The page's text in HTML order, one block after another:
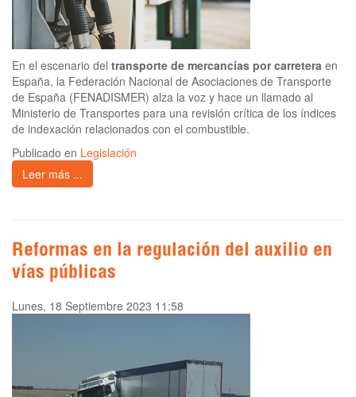
En el escenario del transporte de mercancías por carretera en
España, la Federación Nacional de Asociaciones de Transporte
de España (FENADISMER) alza la voz y hace un llamado al
Ministerio de Transportes para una revisión crítica de los índices
de indexación relacionados con el combustible.
Publicado en Legislación
Leer más ...
Reformas en la regulación del auxilio en
vías públicas
Lunes, 18 Septiembre 2023 11:58